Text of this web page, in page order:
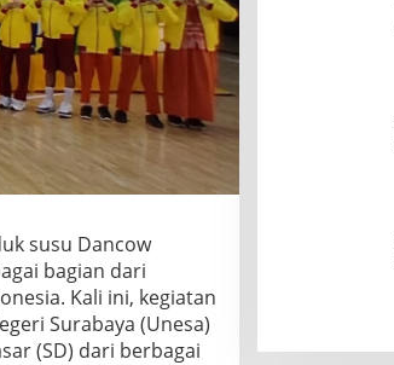
susu Dancow
bagian dari
Kali ini, kegiatan
Surabaya (Unesa)
(SD) dari berbagai